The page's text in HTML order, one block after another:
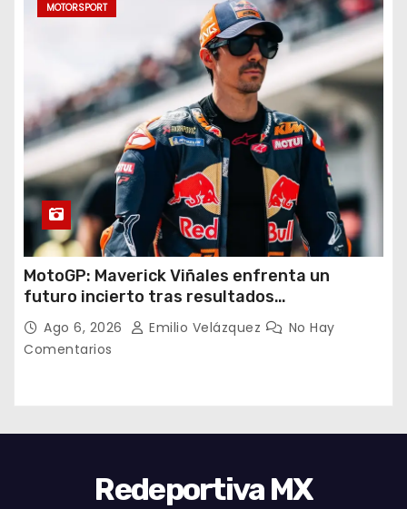
MOTORSPORT
MotoGP: Maverick Viñales enfrenta un
futuro incierto tras resultados
decepcionantes
Ago 6, 2026 Emilio Velázquez
No Hay
Comentarios
Redeportiva MX